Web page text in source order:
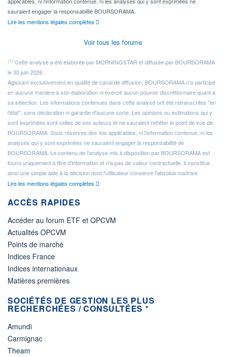
sauraient engager la responsabilité BOURSORAMA.
Lire les mentions légales complètes
Voir tous les forums
(1) Cette analyse a été élaborée par MORNINGSTAR et diffusée par BOURSORAMA
le 30 juin 2026.
Agissant exclusivement en qualité de canal de diffusion, BOURSORAMA n'a participé
en aucune manière à son élaboration ni exercé aucun pouvoir discrétionnaire quant à
sa sélection. Les informations contenues dans cette analyse ont été retranscrites "en
l'état", sans déclaration ni garantie d'aucune sorte. Les opinions ou estimations qui y
sont exprimées sont celles de ses auteurs et ne sauraient refléter le point de vue de
BOURSORAMA. Sous réserves des lois applicables, ni l'information contenue, ni les
analyses qui y sont exprimées ne sauraient engager la responsabilité de
BOURSORAMA. Le contenu de l'analyse mis à disposition par BOURSORAMA est
fourni uniquement à titre d'information et n'a pas de valeur contractuelle. Il constitue
ainsi une simple aide à la décision dont l'utilisateur conserve l'absolue maîtrise.
Lire les mentions légales complètes
ACCÈS RAPIDES
Accéder au forum ETF et OPCVM
Actualités OPCVM
Points de marché
Indices France
Indices internationaux
Matières premières
SOCIÉTÉS DE GESTION LES PLUS
RECHERCHÉES / CONSULTÉES *
Amundi
Carmignac
Theam